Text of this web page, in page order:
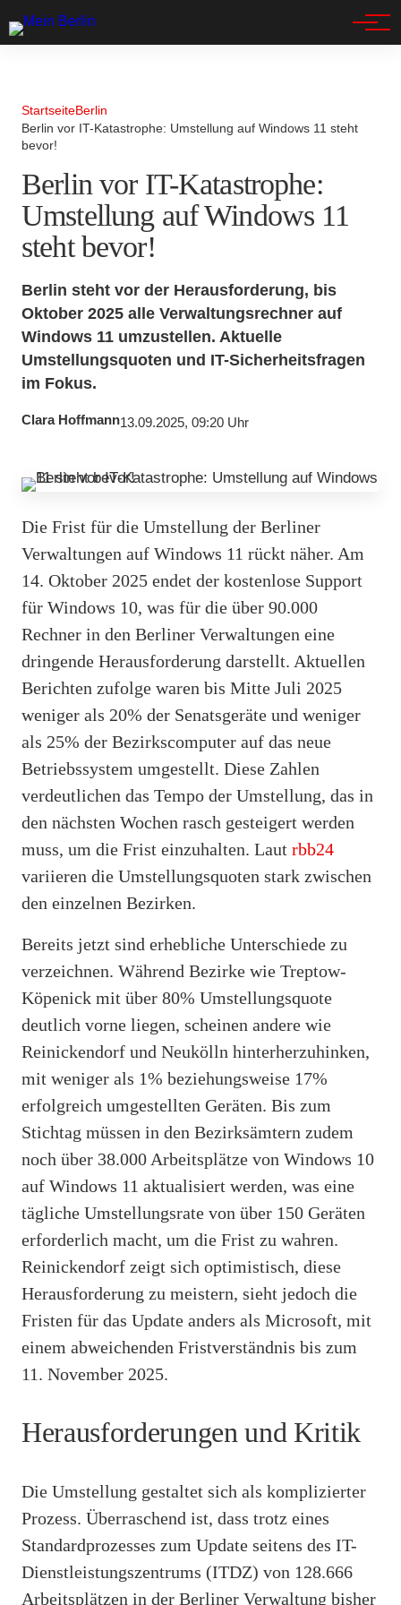
StartseiteBerlin
Berlin vor IT-Katastrophe: Umstellung auf Windows 11 steht
bevor!
Berlin vor IT-Katastrophe:
Umstellung auf Windows 11
steht bevor!
Berlin steht vor der Herausforderung, bis
Oktober 2025 alle Verwaltungsrechner auf
Windows 11 umzustellen. Aktuelle
Umstellungsquoten und IT-Sicherheitsfragen
im Fokus.
Clara Hoffmann13.09.2025, 09:20 Uhr
Die Frist für die Umstellung der Berliner
Verwaltungen auf Windows 11 rückt näher. Am
14. Oktober 2025 endet der kostenlose Support
für Windows 10, was für die über 90.000
Rechner in den Berliner Verwaltungen eine
dringende Herausforderung darstellt. Aktuellen
Berichten zufolge waren bis Mitte Juli 2025
weniger als 20% der Senatsgeräte und weniger
als 25% der Bezirkscomputer auf das neue
Betriebssystem umgestellt. Diese Zahlen
verdeutlichen das Tempo der Umstellung, das in
den nächsten Wochen rasch gesteigert werden
muss, um die Frist einzuhalten. Laut rbb24
variieren die Umstellungsquoten stark zwischen
den einzelnen Bezirken.
Bereits jetzt sind erhebliche Unterschiede zu
verzeichnen. Während Bezirke wie Treptow-
Köpenick mit über 80% Umstellungsquote
deutlich vorne liegen, scheinen andere wie
Reinickendorf und Neukölln hinterherzuhinken,
mit weniger als 1% beziehungsweise 17%
erfolgreich umgestellten Geräten. Bis zum
Stichtag müssen in den Bezirksämtern zudem
noch über 38.000 Arbeitsplätze von Windows 10
auf Windows 11 aktualisiert werden, was eine
tägliche Umstellungsrate von über 150 Geräten
erforderlich macht, um die Frist zu wahren.
Reinickendorf zeigt sich optimistisch, diese
Herausforderung zu meistern, sieht jedoch die
Fristen für das Update anders als Microsoft, mit
einem abweichenden Fristverständnis bis zum
11. November 2025.
Herausforderungen und Kritik
Die Umstellung gestaltet sich als komplizierter
Prozess. Überraschend ist, dass trotz eines
Standardprozesses zum Update seitens des IT-
Dienstleistungszentrums (ITDZ) von 128.666
Arbeitsplätzen in der Berliner Verwaltung bisher